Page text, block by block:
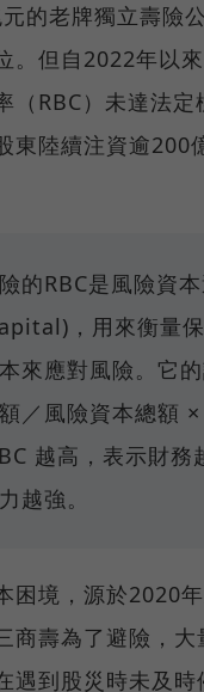
的老牌獨立壽險
。但自2022年以
（RBC）未達法
東陸續注資逾200
的RBC是風險資
，用來衡量
來應對風險。它
／風險資本總額
越高，表示財務
越強。
困境，源於2020
商壽為了避險，
遇到股災時未及